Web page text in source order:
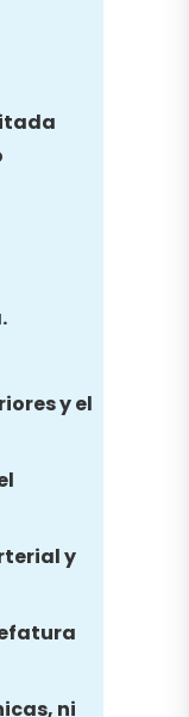
y el
y
ni